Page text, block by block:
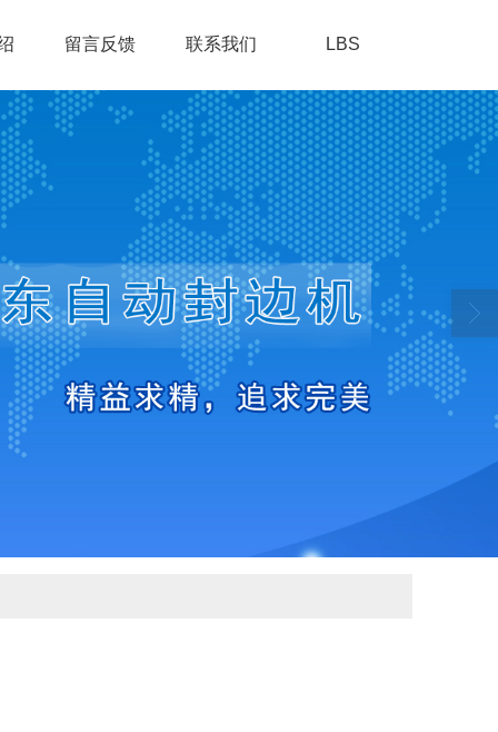
留言反馈 联系我们 LBS